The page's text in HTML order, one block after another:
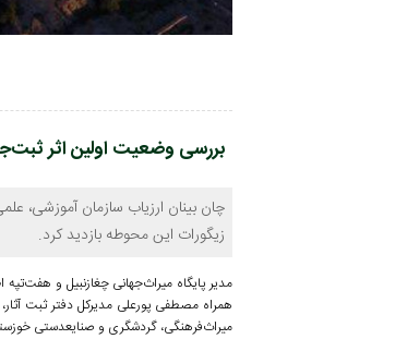
بررسی وضعیت اولین اثر
چان بینان ارزیاب سازمان آموزشی،
زیگورات این محوطه بازدید کرد.
مدیر پایگاه میراث‌جهانی چغازنبیل و هفت‌تپه
همراه مصطفی پورعلی مدیرکل دفتر ثبت
میراث‌فرهنگی، گردشگری و صنایع‎دستی خوزستان، از محوطه باستانی چغازنبیل به عنوان اولین اثر ایرانی ثبت‌شده در فهرست میراث‌جهانی یونسکو بازدید کردند.